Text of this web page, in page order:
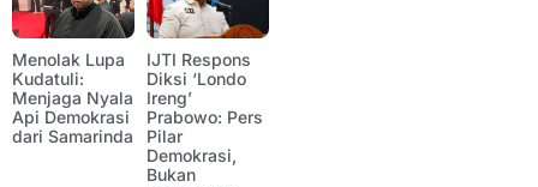
Menolak Lupa
Kudatuli:
Menjaga Nyala
Api Demokrasi
dari Samarinda
IJTI Respons
Diksi ‘Londo
Ireng’
Prabowo: Pers
Pilar
Demokrasi,
Bukan